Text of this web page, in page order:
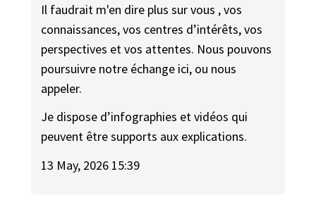
Il faudrait m'en dire plus sur vous , vos
connaissances, vos centres d’intérêts, vos
perspectives et vos attentes. Nous pouvons
poursuivre notre échange ici, ou nous
appeler.
Je dispose d’infographies et vidéos qui
peuvent être supports aux explications.
13 May, 2026 15:39